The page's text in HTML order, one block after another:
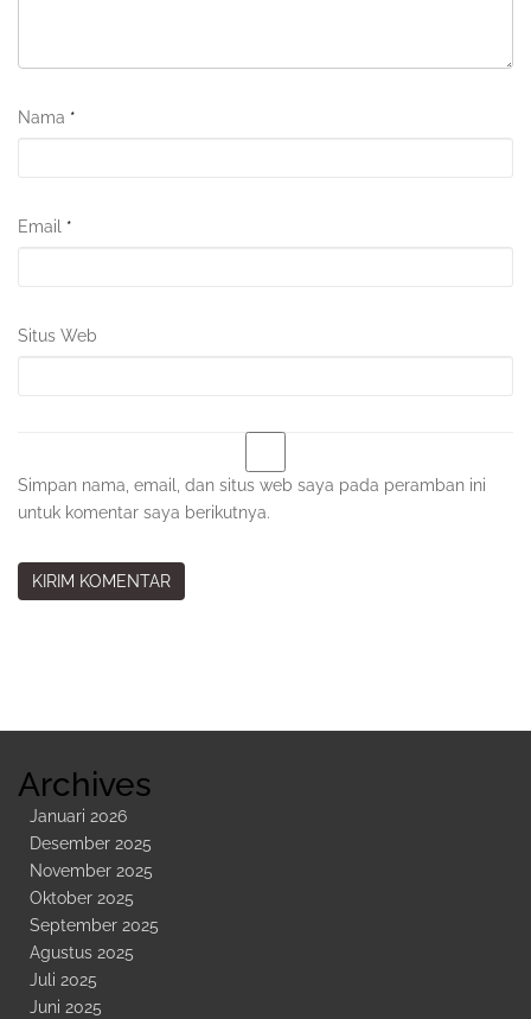
Nama *
Email *
Situs Web
Simpan nama, email, dan situs web saya pada peramban ini
untuk komentar saya berikutnya.
Archives
Januari 2026
Desember 2025
November 2025
Oktober 2025
September 2025
Agustus 2025
Juli 2025
Juni 2025